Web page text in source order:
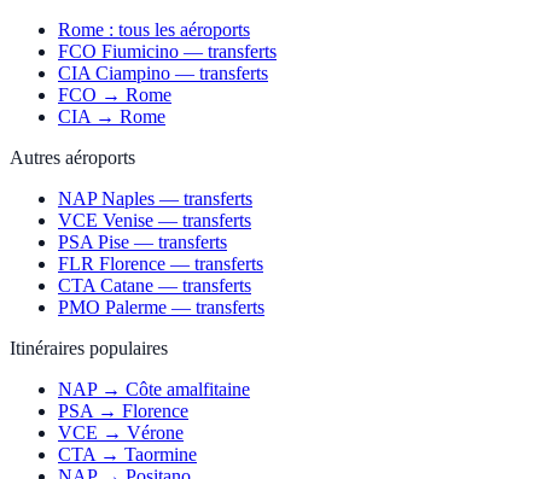
Rome : tous les aéroports
FCO Fiumicino — transferts
CIA Ciampino — transferts
FCO → Rome
CIA → Rome
Autres aéroports
NAP Naples — transferts
VCE Venise — transferts
PSA Pise — transferts
FLR Florence — transferts
CTA Catane — transferts
PMO Palerme — transferts
Itinéraires populaires
NAP → Côte amalfitaine
PSA → Florence
VCE → Vérone
CTA → Taormine